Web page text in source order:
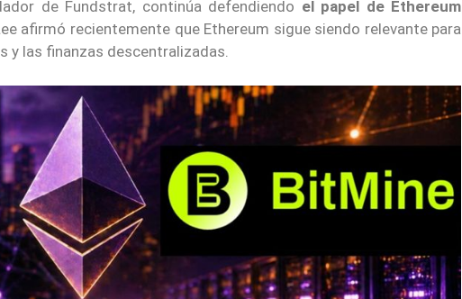
de Fundstrat, continúa defendiendo el papel de Ethereum
afirmó recientemente que Ethereum sigue siendo relevante para
y las finanzas descentralizadas.